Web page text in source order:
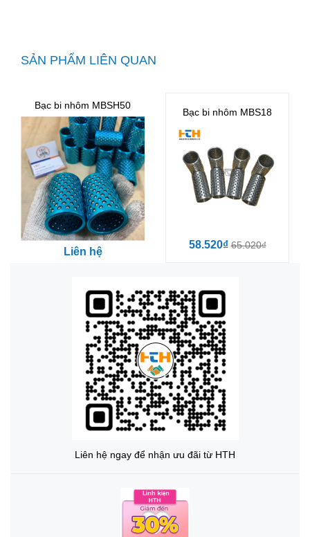
SẢN PHẨM LIÊN QUAN
Bạc bi nhôm MBSH50
Liên hệ
Bạc bi nhôm MBS18
58.520₫65.020₫
Liên hệ ngay để nhận ưu đãi từ HTH